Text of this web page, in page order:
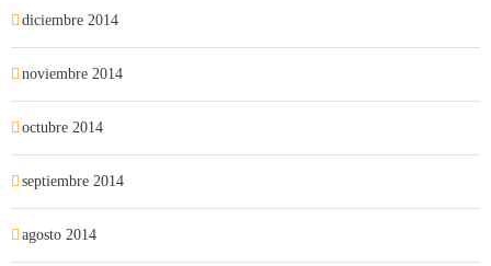
diciembre 2014
noviembre 2014
octubre 2014
septiembre 2014
agosto 2014